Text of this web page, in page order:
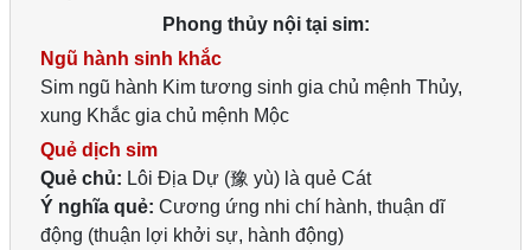
Phong thủy nội tại sim:
Ngũ hành sinh khắc
Sim ngũ hành Kim tương sinh gia chủ mệnh Thủy,
xung Khắc gia chủ mệnh Mộc
Quẻ dịch sim
Quẻ chủ: Lôi Địa Dự (豫 yù) là quẻ Cát
Ý nghĩa quẻ: Cương ứng nhi chí hành, thuận dĩ
động (thuận lợi khởi sự, hành động)